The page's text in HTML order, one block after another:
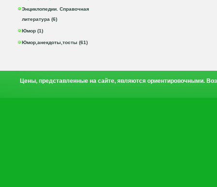
Энциклопедии. Справочная
литература (6)
Юмор (1)
Юмор,анекдоты,тосты (61)
Цены, представленные на сайте, являются ориентировочными.